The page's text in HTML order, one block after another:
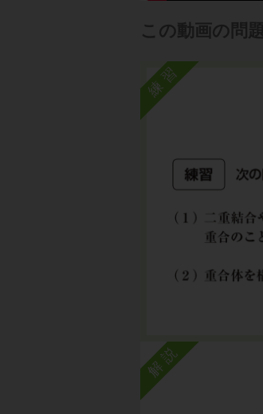
この動画の問
練習
解説